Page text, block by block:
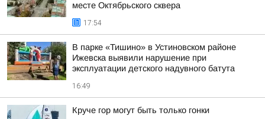
месте Октябрьского сквера
17:54
В парке «Тишино» в Устиновском районе
Ижевска выявили нарушение при
эксплуатации детского надувного батута
16:49
Круче гор могут быть только гонки